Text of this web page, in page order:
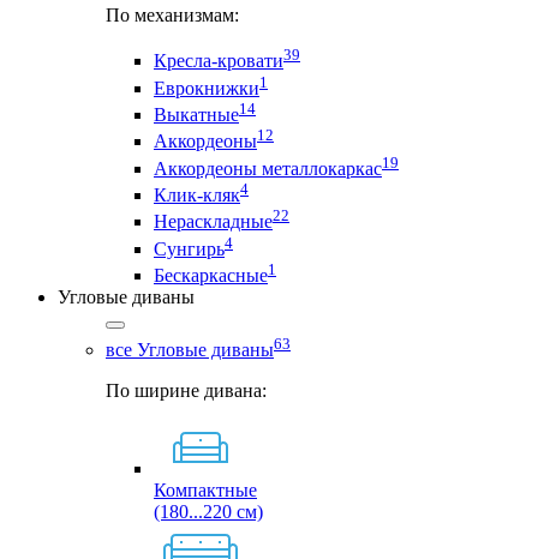
По механизмам:
Кресла-кровати39
Еврокнижки1
Выкатные14
Аккордеоны12
Аккордеоны металлокаркас19
Клик-кляк4
Нераскладные22
Сунгирь4
Бескаркасные1
Угловые диваны
все Угловые диваны63
По ширине дивана:
Компактные
(180...220 см)